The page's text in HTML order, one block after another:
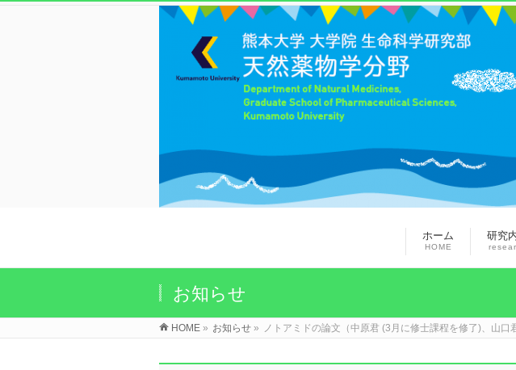
ホーム
HOME
研究
お知らせ
HOME » お知らせ » ノトアミドの論文（中原君 (3月に修士課程を修了)、山